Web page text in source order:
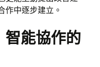
作中逐步建立。
智能協作的